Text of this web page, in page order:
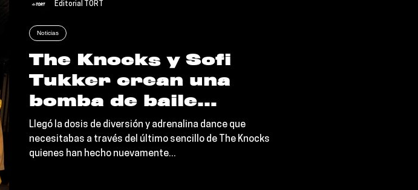
The Knocks y Sofi
Tukker crean una
bomba de baile
llamada “One On One”
Llegó la dosis de diversión y adrenalina dance que
necesitabas a través del último sencillo de The Knocks
quienes han hecho nuevamente...
Noticias
Editorial TORT